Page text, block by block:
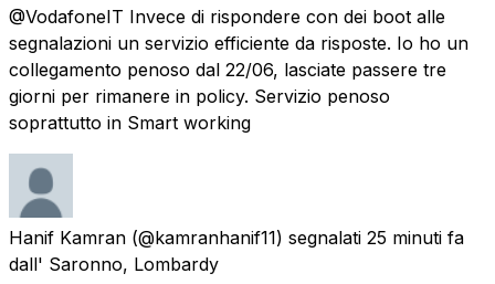
@VodafoneIT Invece di rispondere con dei boot alle
segnalazioni un servizio efficiente da risposte. Io ho un
collegamento penoso dal 22/06, lasciate passere tre
giorni per rimanere in policy. Servizio penoso
soprattutto in Smart working
Hanif Kamran (@kamranhanif11) segnalati 25 minuti fa
dall' Saronno, Lombardy